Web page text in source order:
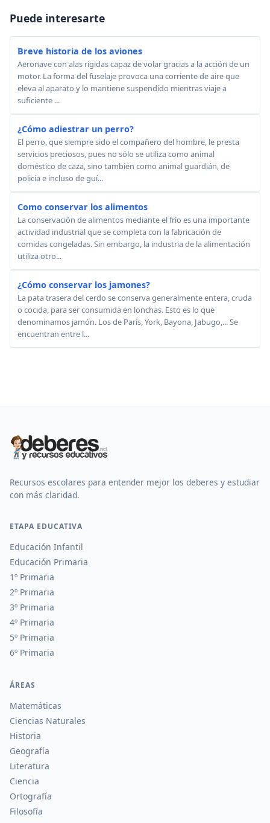
Puede interesarte
Breve historia de los aviones
Aeronave con alas rígidas capaz de volar gracias a la acción de un
motor. La forma del fuselaje provoca una corriente de aire que
eleva al aparato y lo mantiene suspendido mientras viaje a
suficiente ...
¿Cómo adiestrar un perro?
El perro, que siempre sido el compañero del hombre, le presta
servicios preciosos, pues no sólo se utiliza como animal
doméstico de caza, sino también como animal guardián, de
policía e incluso de guí...
Como conservar los alimentos
La conservación de alimentos mediante el frío es una importante
actividad industrial que se completa con la fabricación de
comidas congeladas. Sin embargo, la industria de la alimentación
utiliza otro...
¿Cómo conservar los jamones?
La pata trasera del cerdo se conserva generalmente entera, cruda
o cocida, para ser consumida en lonchas. Esto es lo que
denominamos jamón. Los de París, York, Bayona, Jabugo,... Se
encuentran entre l...
Recursos escolares para entender mejor los deberes y estudiar
con más claridad.
ETAPA EDUCATIVA
Educación Infantil
Educación Primaria
1º Primaria
2º Primaria
3º Primaria
4º Primaria
5º Primaria
6º Primaria
ÁREAS
Matemáticas
Ciencias Naturales
Historia
Geografía
Literatura
Ciencia
Ortografía
Filosofía